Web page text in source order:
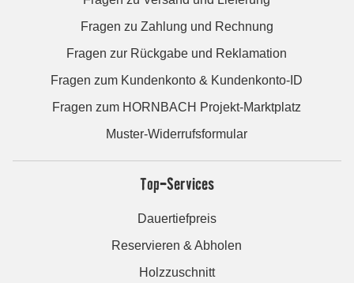
Fragen zu Zahlung und Rechnung
Fragen zur Rückgabe und Reklamation
Fragen zum Kundenkonto & Kundenkonto-ID
Fragen zum HORNBACH Projekt-Marktplatz
Muster-Widerrufsformular
Top-Services
Dauertiefpreis
Reservieren & Abholen
Holzzuschnitt